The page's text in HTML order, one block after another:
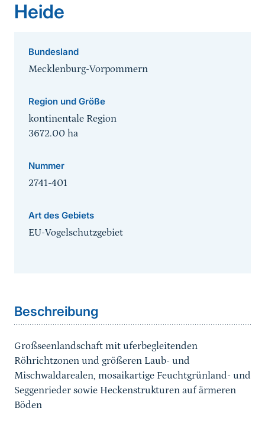
Heide
Bundesland
Mecklenburg-Vorpommern
Region und Größe
kontinentale Region
3672.00 ha
Nummer
2741-401
Art des Gebiets
EU-Vogelschutzgebiet
Beschreibung
Großseenlandschaft mit uferbegleitenden
Röhrichtzonen und größeren Laub- und
Mischwaldarealen, mosaikartige Feuchtgrünland- und
Seggenrieder sowie Heckenstrukturen auf ärmeren
Böden